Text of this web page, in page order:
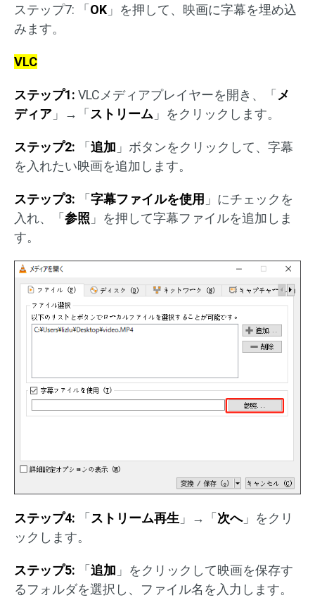
ステップ7: 「 OK 」を押して、映画に字幕を埋め込
みます。
VLC
ステップ1: VLCメディアプレイヤーを開き、「 メ
ディア 」→「 ストリーム 」をクリックします。
ステップ2: 「 追加 」ボタンをクリックして、字幕
を入れたい映画を追加します。
ステップ3: 「 字幕ファイルを使用 」にチェックを
入れ、「 参照 」を押して字幕ファイルを追加しま
す。
ステップ4: 「 ストリーム再生 」→「 次へ」をクリ
ックします。
ステップ5: 「 追加 」をクリックして映画を保存す
るフォルダを選択し、ファイル名を入力します。